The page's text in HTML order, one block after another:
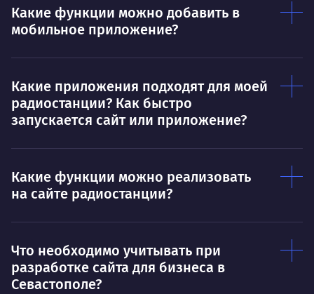
Умею
О работе
Ты — это то, что ты делаешь. Этим всё
Какие функции можно добавить в
мобильное приложение?
Какие приложения подходят для моей
радиостанции? Как быстро
запускается сайт или приложение?
Какие функции можно реализовать
на сайте радиостанции?
Что необходимо учитывать при
разработке сайта для бизнеса в
Севастополе?